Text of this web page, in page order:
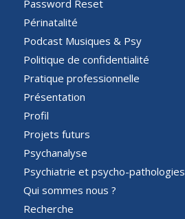
Password Reset
Périnatalité
Podcast Musiques & Psy
Politique de confidentialité
Pratique professionnelle
Présentation
Profil
Projets futurs
Psychanalyse
Psychiatrie et psycho-pathologies
Qui sommes nous ?
Recherche